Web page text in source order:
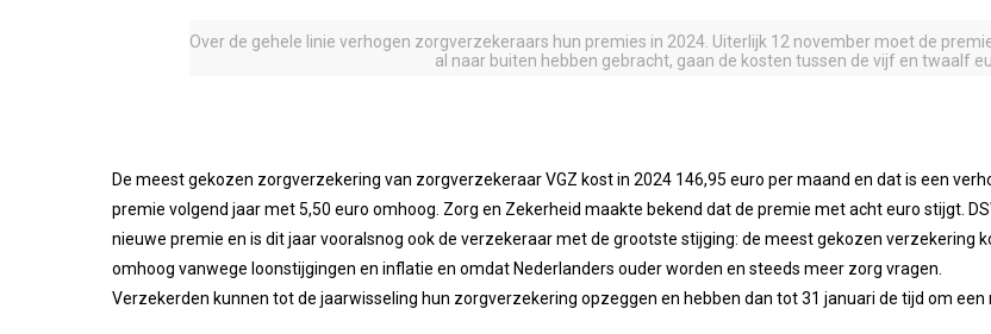
Over de gehele linie verhogen zorgverzekeraars hun premies in 2024. Uiterlijk 12 november moet de
al naar buiten hebben gebracht, gaan de kosten tussen de vijf en twaalf
De meest gekozen zorgverzekering van zorgverzekeraar VGZ kost in 2024 146,95 euro per maand en dat is een
premie volgend jaar met 5,50 euro omhoog. Zorg en Zekerheid maakte bekend dat de premie met acht euro stijgt.
nieuwe premie en is dit jaar vooralsnog ook de verzekeraar met de grootste stijging: de meest gekozen verzekering
omhoog vanwege loonstijgingen en inflatie en omdat Nederlanders ouder worden en steeds meer zorg vragen.
Verzekerden kunnen tot de jaarwisseling hun zorgverzekering opzeggen en hebben dan tot 31 januari de tijd om een